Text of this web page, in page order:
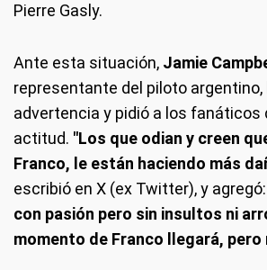
Pierre Gasly.
Ante esta situación, Jamie
representante del piloto argentino,
advertencia y pidió a los fanáticos
actitud. "Los que odian y creen
Franco, le están haciendo más
escribió en X (ex Twitter), y agregó:
con pasión pero sin insultos ni
momento de Franco llegará, pero